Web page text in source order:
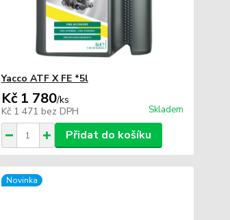
Yacco ATF X FE *5l
Kč 1 780/ks
Kč 1 471 bez DPH Skladem
Přidat do košíku
Novinka